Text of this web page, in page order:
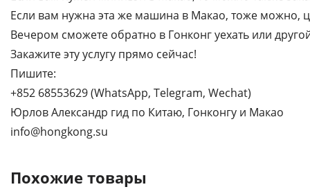
Если вам нужна эта же машина в Макао, тоже можно,
Вечером сможете обратно в Гонконг уехать или
Закажите эту услугу прямо сейчас!
Пишите:
+852 68553629 (WhatsApp, Telegram, Wechat)
Юрлов Александр гид по Китаю, Гонконгу и Макао
info@hongkong.su
Похожие товары